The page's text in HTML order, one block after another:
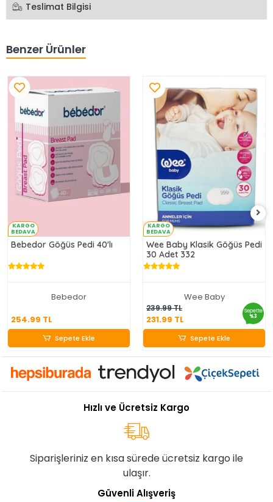
Teslimat Bilgisi
Benzer Ürünler
KARGO
BEDAVA
Bebedor Göğüs Pedi 40'lı
Bebedor
254.99 TL
254.99 TL
Sepete Ekle
KARGO
BEDAVA
Wee Baby Klasik Göğüs Pedi
30 Adet 332
Wee Baby
239.99 TL
231.99 TL
Sepette
%3
231.99 TL
Sepete Ekle
Hızlı ve Ücretsiz Kargo
Siparişleriniz en kısa sürede ücretsiz kargo ile
ulaşır.
Güvenli Alışveriş